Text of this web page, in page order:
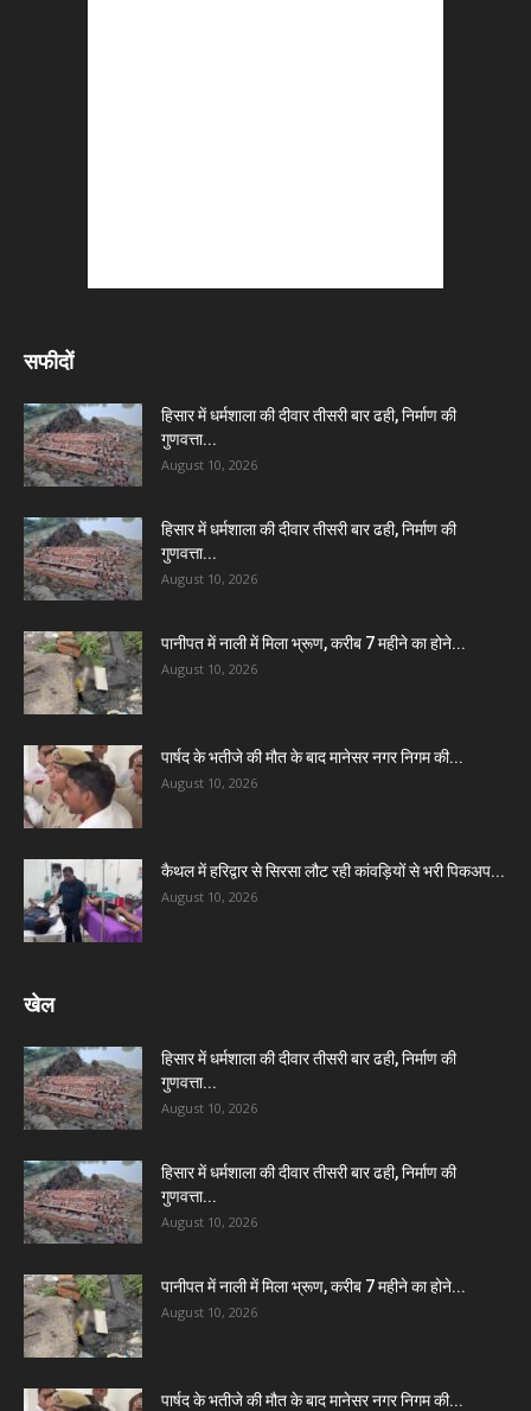
सफीदों
हिसार में धर्मशाला की दीवार तीसरी बार ढही, निर्माण की
गुणवत्ता...
August 10, 2026
हिसार में धर्मशाला की दीवार तीसरी बार ढही, निर्माण की
गुणवत्ता...
August 10, 2026
पानीपत में नाली में मिला भ्रूण, करीब 7 महीने का होने...
August 10, 2026
पार्षद के भतीजे की मौत के बाद मानेसर नगर निगम की...
August 10, 2026
कैथल में हरिद्वार से सिरसा लौट रही कांवड़ियों से भरी पिकअप...
August 10, 2026
खेल
हिसार में धर्मशाला की दीवार तीसरी बार ढही, निर्माण की
गुणवत्ता...
August 10, 2026
हिसार में धर्मशाला की दीवार तीसरी बार ढही, निर्माण की
गुणवत्ता...
August 10, 2026
पानीपत में नाली में मिला भ्रूण, करीब 7 महीने का होने...
August 10, 2026
पार्षद के भतीजे की मौत के बाद मानेसर नगर निगम की...